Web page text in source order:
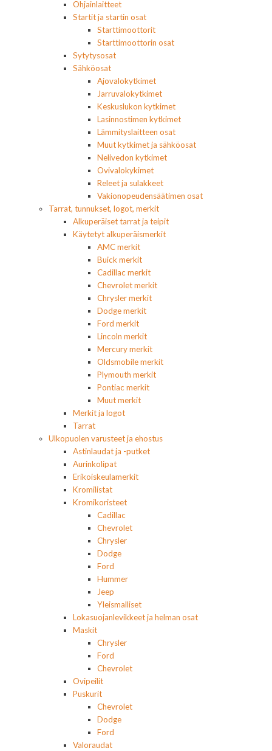
Ohjainlaitteet
Startit ja startin osat
Starttimoottorit
Starttimoottorin osat
Sytytysosat
Sähköosat
Ajovalokytkimet
Jarruvalokytkimet
Keskuslukon kytkimet
Lasinnostimen kytkimet
Lämmityslaitteen osat
Muut kytkimet ja sähköosat
Nelivedon kytkimet
Ovivalokykimet
Releet ja sulakkeet
Vakionopeudensäätimen osat
Tarrat, tunnukset, logot, merkit
Alkuperäiset tarrat ja teipit
Käytetyt alkuperäismerkit
AMC merkit
Buick merkit
Cadillac merkit
Chevrolet merkit
Chrysler merkit
Dodge merkit
Ford merkit
Lincoln merkit
Mercury merkit
Oldsmobile merkit
Plymouth merkit
Pontiac merkit
Muut merkit
Merkit ja logot
Tarrat
Ulkopuolen varusteet ja ehostus
Astinlaudat ja -putket
Aurinkolipat
Erikoiskeulamerkit
Kromilistat
Kromikoristeet
Cadillac
Chevrolet
Chrysler
Dodge
Ford
Hummer
Jeep
Yleismalliset
Lokasuojanlevikkeet ja helman osat
Maskit
Chrysler
Ford
Chevrolet
Ovipeilit
Puskurit
Chevrolet
Dodge
Ford
Valoraudat